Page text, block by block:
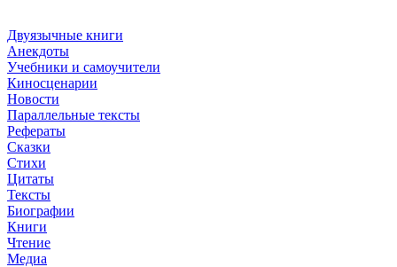
Двуязычные книги
Анекдоты
Учебники и самоучители
Киносценарии
Новости
Параллельные тексты
Рефераты
Сказки
Стихи
Цитаты
Тексты
Биографии
Книги
Чтение
Медиа